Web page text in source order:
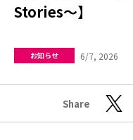
Stories〜】
お知らせ 6/7, 2026
Share